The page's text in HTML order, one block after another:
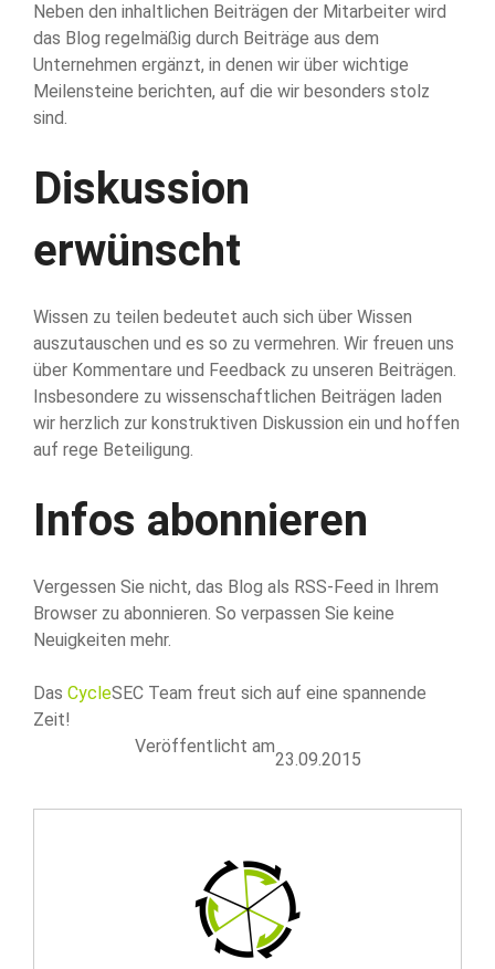
Neben den inhaltlichen Beiträgen der Mitarbeiter wird
das Blog regelmäßig durch Beiträge aus dem
Unternehmen ergänzt, in denen wir über wichtige
Meilensteine berichten, auf die wir besonders stolz
sind.
Diskussion
erwünscht
Wissen zu teilen bedeutet auch sich über Wissen
auszutauschen und es so zu vermehren. Wir freuen uns
über Kommentare und Feedback zu unseren Beiträgen.
Insbesondere zu wissenschaftlichen Beiträgen laden
wir herzlich zur konstruktiven Diskussion ein und hoffen
auf rege Beteiligung.
Infos abonnieren
Vergessen Sie nicht, das Blog als RSS-Feed in Ihrem
Browser zu abonnieren. So verpassen Sie keine
Neuigkeiten mehr.
Das CycleSEC Team freut sich auf eine spannende
Zeit!
Veröffentlicht am
23.09.2015